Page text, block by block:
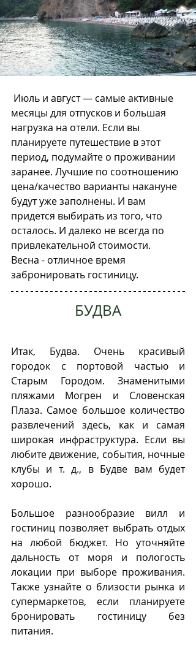
Июль и август — самые активные
месяцы для отпусков и большая
нагрузка на отели. Если вы
планируете путешествие в этот
период, подумайте о проживании
заранее. Лучшие по соотношению
цена/качество варианты накануне
будут уже заполнены. И вам
придется выбирать из того, что
осталось. И далеко не всегда по
привлекательной стоимости.
Весна - отличное время
забронировать гостиницу.
БУДВА
Итак, Будва. Очень красивый
городок с портовой частью и
Старым Городом. Знаменитыми
пляжами Могрен и Словенская
Плаза. Самое большое количество
развлечений здесь, как и самая
широкая инфраструктура. Если вы
любите движение, события, ночные
клубы и т. д., в Будве вам будет
хорошо.
Большое разнообразие вилл и
гостиниц позволяет выбрать отдых
на любой бюджет. Но уточняйте
дальность от моря и пологость
локации при выборе проживания.
Также узнайте о близости рынка и
супермаркетов, если планируете
бронировать гостиницу без
питания.